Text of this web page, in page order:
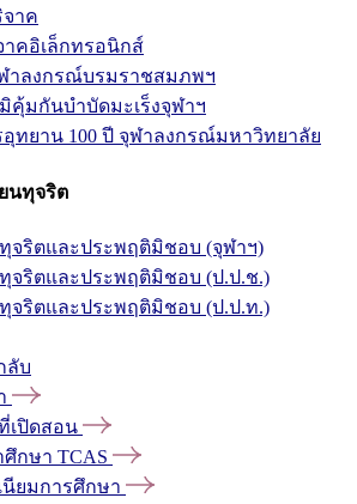
จาค
าคอิเล็กทรอนิกส์
าลงกรณ์บรมราชสมภพฯ
คุ้มกันบำบัดมะเร็งจุฬาฯ
อุทยาน 100 ปี จุฬาลงกรณ์มหาวิทยาลัย
ยนทุจริต
ทุจริตและประพฤติมิชอบ (จุฬาฯ)
ทุจริตและประพฤติมิชอบ (ป.ป.ช.)
ทุจริตและประพฤติมิชอบ (ป.ป.ท.)
ลับ
เปิดสอน
กษา TCAS
นียมการศึกษา